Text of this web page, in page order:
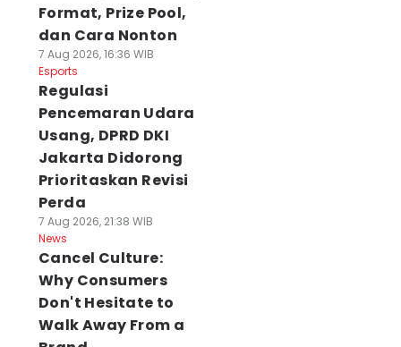
Format, Prize Pool,
dan Cara Nonton
7 Aug 2026, 16:36 WIB
Esports
Regulasi
Pencemaran Udara
Usang, DPRD DKI
Jakarta Didorong
Prioritaskan Revisi
Perda
7 Aug 2026, 21:38 WIB
News
Cancel Culture:
Why Consumers
Don't Hesitate to
Walk Away From a